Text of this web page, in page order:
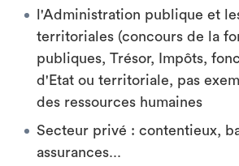
l'Administration publique et
territoriales (concours de la
publiques, Trésor, Impôts,
d'Etat ou territoriale, pas
des ressources humaines
Secteur privé : contentieux,
assurances...